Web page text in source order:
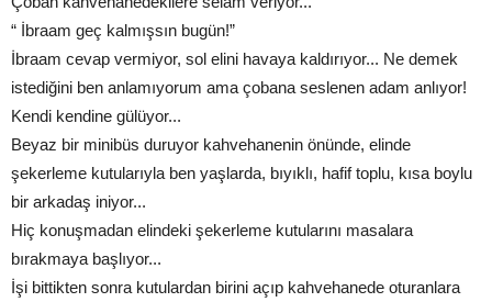
“ İbraam geç kalmışsın bugün!”
İbraam cevap vermiyor, sol elini havaya kaldırıyor... Ne demek
istediğini ben anlamıyorum ama çobana seslenen adam anlıyor!
Kendi kendine gülüyor...
Beyaz bir minibüs duruyor kahvehanenin önünde, elinde
şekerleme kutularıyla ben yaşlarda, bıyıklı, hafif toplu, kısa boylu
bir arkadaş iniyor...
Hiç konuşmadan elindeki şekerleme kutularını masalara
bırakmaya başlıyor...
İşi bittikten sonra kutulardan birini açıp kahvehanede oturanlara